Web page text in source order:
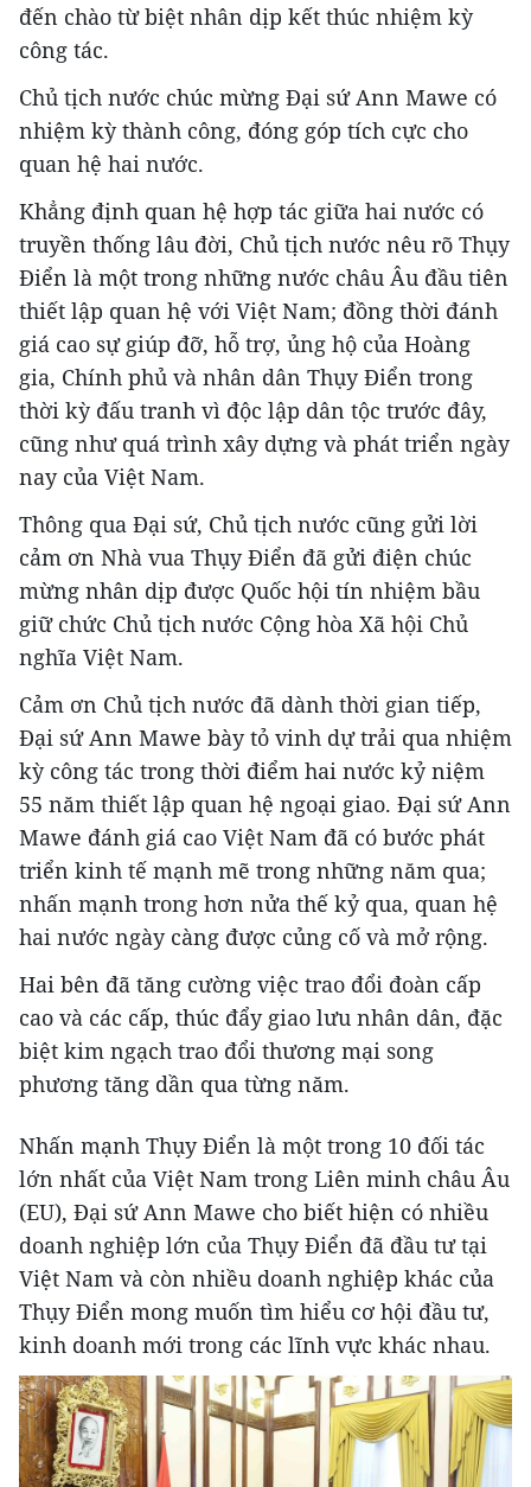
đến chào từ biệt nhân dịp kết thúc nhiệm kỳ
công tác.
Chủ tịch nước chúc mừng Đại sứ Ann Mawe có
nhiệm kỳ thành công, đóng góp tích cực cho
quan hệ hai nước.
Khẳng định quan hệ hợp tác giữa hai nước có
truyền thống lâu đời, Chủ tịch nước nêu rõ Thụy
Điển là một trong những nước châu Âu đầu tiên
thiết lập quan hệ với Việt Nam; đồng thời đánh
giá cao sự giúp đỡ, hỗ trợ, ủng hộ của Hoàng
gia, Chính phủ và nhân dân Thụy Điển trong
thời kỳ đấu tranh vì độc lập dân tộc trước đây,
cũng như quá trình xây dựng và phát triển ngày
nay của Việt Nam.
Thông qua Đại sứ, Chủ tịch nước cũng gửi lời
cảm ơn Nhà vua Thụy Điển đã gửi điện chúc
mừng nhân dịp được Quốc hội tín nhiệm bầu
giữ chức Chủ tịch nước Cộng hòa Xã hội Chủ
nghĩa Việt Nam.
Cảm ơn Chủ tịch nước đã dành thời gian tiếp,
Đại sứ Ann Mawe bày tỏ vinh dự trải qua nhiệm
kỳ công tác trong thời điểm hai nước kỷ niệm
55 năm thiết lập quan hệ ngoại giao. Đại sứ Ann
Mawe đánh giá cao Việt Nam đã có bước phát
triển kinh tế mạnh mẽ trong những năm qua;
nhấn mạnh trong hơn nửa thế kỷ qua, quan hệ
hai nước ngày càng được củng cố và mở rộng.
Hai bên đã tăng cường việc trao đổi đoàn cấp
cao và các cấp, thúc đẩy giao lưu nhân dân, đặc
biệt kim ngạch trao đổi thương mại song
phương tăng dần qua từng năm.
Nhấn mạnh Thụy Điển là một trong 10 đối tác
lớn nhất của Việt Nam trong Liên minh châu Âu
(EU), Đại sứ Ann Mawe cho biết hiện có nhiều
doanh nghiệp lớn của Thụy Điển đã đầu tư tại
Việt Nam và còn nhiều doanh nghiệp khác của
Thụy Điển mong muốn tìm hiểu cơ hội đầu tư,
kinh doanh mới trong các lĩnh vực khác nhau.